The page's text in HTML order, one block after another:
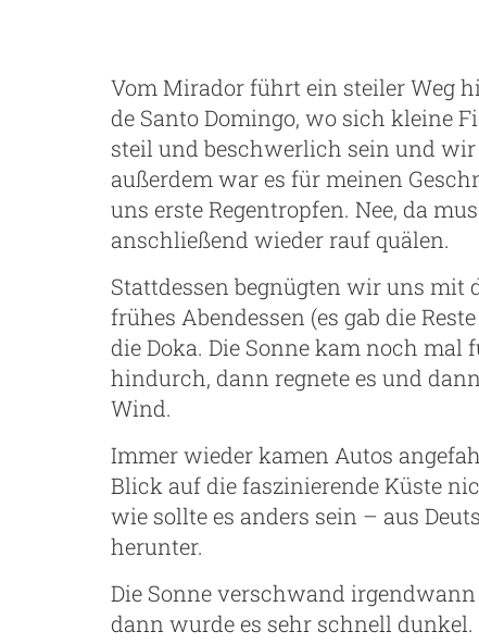
Vom Mirador führt ein steiler Weg
de Santo Domingo, wo sich kleine
steil und beschwerlich sein und
außerdem war es für meinen
uns erste Regentropfen. Nee, da
anschließend wieder rauf quälen.
Stattdessen begnügten wir uns mit
frühes Abendessen (es gab die
die Doka. Die Sonne kam noch
hindurch, dann regnete es und
Wind.
Immer wieder kamen Autos
Blick auf die faszinierende Küste
wie sollte es anders sein – aus
herunter.
Die Sonne verschwand
dann wurde es sehr schnell dunkel.